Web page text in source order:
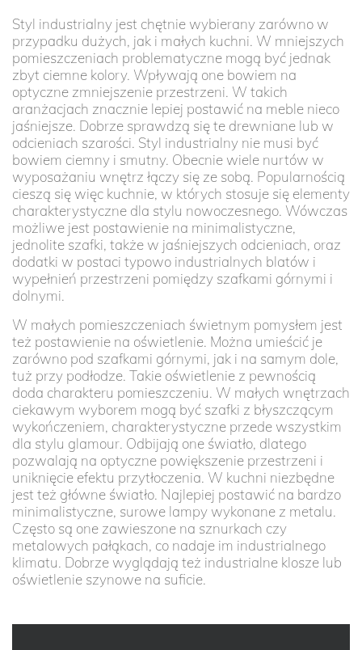
Styl industrialny jest chętnie wybierany zarówno w
przypadku dużych, jak i małych kuchni. W mniejszych
pomieszczeniach problematyczne mogą być jednak
zbyt ciemne kolory. Wpływają one bowiem na
optyczne zmniejszenie przestrzeni. W takich
aranżacjach znacznie lepiej postawić na meble nieco
jaśniejsze. Dobrze sprawdzą się te drewniane lub w
odcieniach szarości. Styl industrialny nie musi być
bowiem ciemny i smutny. Obecnie wiele nurtów w
wyposażaniu wnętrz łączy się ze sobą. Popularnością
cieszą się więc kuchnie, w których stosuje się elementy
charakterystyczne dla stylu nowoczesnego. Wówczas
możliwe jest postawienie na minimalistyczne,
jednolite szafki, także w jaśniejszych odcieniach, oraz
dodatki w postaci typowo industrialnych blatów i
wypełnień przestrzeni pomiędzy szafkami górnymi i
dolnymi.
W małych pomieszczeniach świetnym pomysłem jest
też postawienie na oświetlenie. Można umieścić je
zarówno pod szafkami górnymi, jak i na samym dole,
tuż przy podłodze. Takie oświetlenie z pewnością
doda charakteru pomieszczeniu. W małych wnętrzach
ciekawym wyborem mogą być szafki z błyszczącym
wykończeniem, charakterystyczne przede wszystkim
dla stylu glamour. Odbijają one światło, dlatego
pozwalają na optyczne powiększenie przestrzeni i
uniknięcie efektu przytłoczenia. W kuchni niezbędne
jest też główne światło. Najlepiej postawić na bardzo
minimalistyczne, surowe lampy wykonane z metalu.
Często są one zawieszone na sznurkach czy
metalowych pałąkach, co nadaje im industrialnego
klimatu. Dobrze wyglądają też industrialne klosze lub
oświetlenie szynowe na suficie.